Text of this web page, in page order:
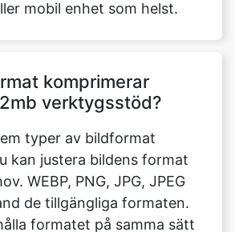
komprimerar
typer av bildformat
kan justera bildens format
WEBP, PNG, JPG, JPEG
de tillgängliga formaten.
formatet på samma sätt
'Ange MIME-typen. '
upp bilden, gå till botten
alternativet ”Mime-typ”